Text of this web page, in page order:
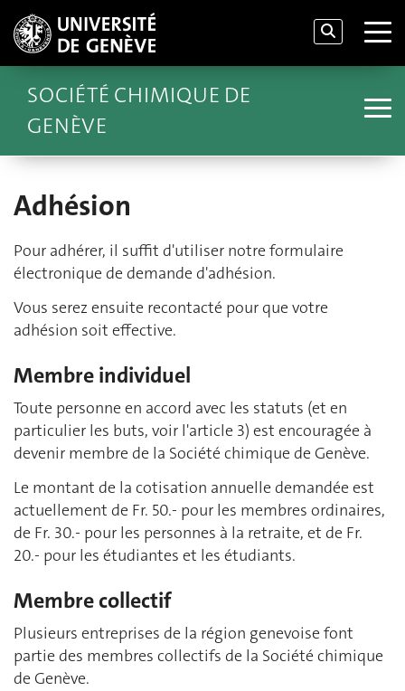
SOCIÉTÉ CHIMIQUE DE
GENÈVE
Adhésion
Pour adhérer, il suffit d'utiliser notre formulaire
électronique de demande d'adhésion.
Vous serez ensuite recontacté pour que votre
adhésion soit effective.
Membre individuel
Toute personne en accord avec les statuts (et en
particulier les buts, voir l'article 3) est encouragée à
devenir membre de la Société chimique de Genève.
Le montant de la cotisation annuelle demandée est
actuellement de Fr. 50.- pour les membres ordinaires,
de Fr. 30.- pour les personnes à la retraite, et de Fr.
20.- pour les étudiantes et les étudiants.
Membre collectif
Plusieurs entreprises de la région genevoise font
partie des membres collectifs de la Société chimique
de Genève.